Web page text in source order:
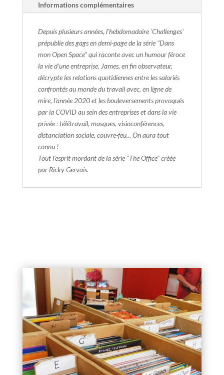
Informations complémentaires
Depuis plusieurs années, l'hebdomadaire 'Challenges'
prépublie des gags en demi-page de la série "Dans
mon Open Space" qui raconte avec un humour féroce
la vie d'une entreprise. James, en fin observateur,
décrypte les relations quotidiennes entre les salariés
confrontés au monde du travail avec, en ligne de
mire, l'année 2020 et les bouleversements provoqués
par la COVID au sein des entreprises et dans la vie
privée : télétravail, masques, visioconférences,
distanciation sociale, couvre-feu... On aura tout
connu !
Tout l'esprit mordant de la série "The Office" créée
par Ricky Gervais.